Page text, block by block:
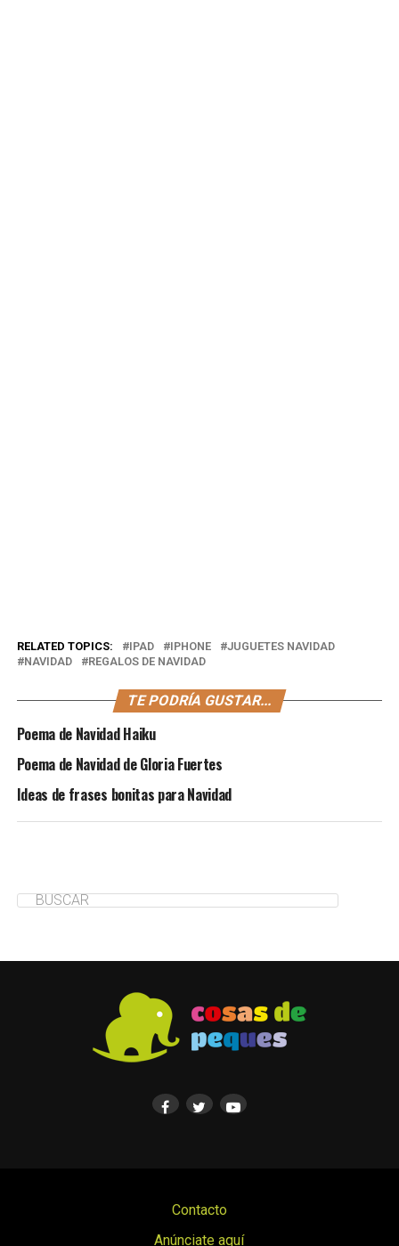
RELATED TOPICS: IPAD IPHONE
JUGUETES NAVIDAD
NAVIDAD
REGALOS DE NAVIDAD
TE PODRÍA GUSTAR...
Poema de Navidad Haiku
Poema de Navidad de Gloria Fuertes
Ideas de frases bonitas para Navidad
Contacto
Anúnciate aquí